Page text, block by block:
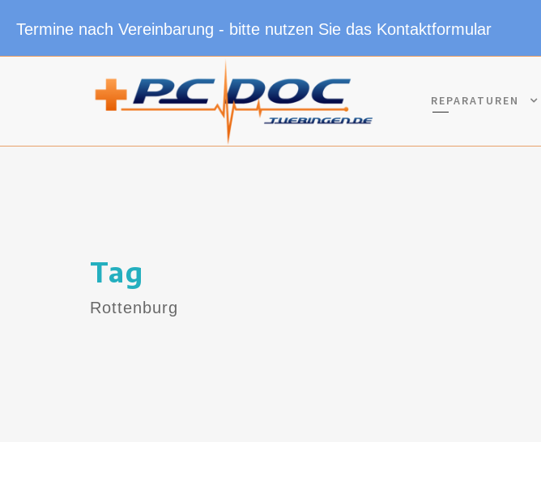
Termine nach Vereinbarung - bitte nutzen Sie das Kontaktformular
REPARATUREN
Tag
Rottenburg